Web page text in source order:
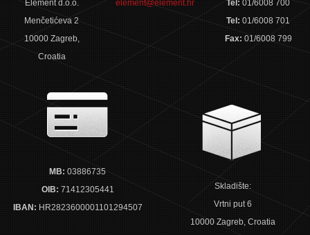
Element d.o.o.
Menčetićeva 2
10000 Zagreb,
Croatia
element@element.hr Tel:01/6008 700
Tel:01/6008 701
Fax: 01/6008 799
MB: 03886735
OIB: 71412305441
IBAN: HR2823600001101294507
Skladište:
Vrtni put 6
10000 Zagreb, Croatia